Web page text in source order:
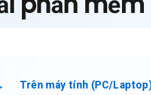
Trên máy tính (PC/